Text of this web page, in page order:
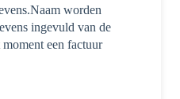
worden
ingevuld van de
een factuur